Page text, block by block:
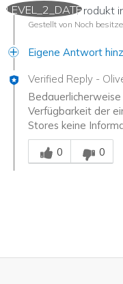
LEVEL_2_DATE
Ist dieses Produkt
Gestellt von Noch
Eigene Antwort
Verified Reply -
Verfügbarkeit der
Stores keine
Mitarbeiter-
0
0